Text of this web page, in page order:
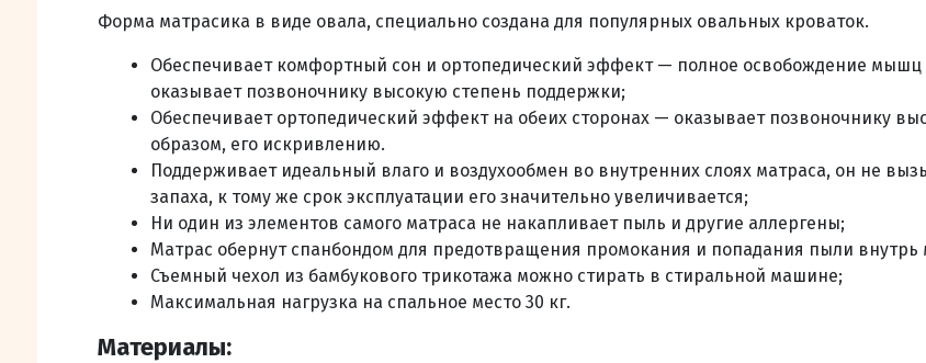
Форма матрасика в виде овала, специально создана для популярных овальных кроваток.
Обеспечивает комфортный сон и ортопедический эффект — полное освобождение мышц
оказывает позвоночнику высокую степень поддержки;
Обеспечивает ортопедический эффект на обеих сторонах — оказывает позвоночнику
образом, его искривлению.
Поддерживает идеальный влаго и воздухообмен во внутренних слоях матраса, он не
запаха, к тому же срок эксплуатации его значительно увеличивается;
Ни один из элементов самого матраса не накапливает пыль и другие аллергены;
Матрас обернут спанбондом для предотвращения промокания и попадания пыли внутрь
Съемный чехол из бамбукового трикотажа можно стирать в стиральной машине;
Максимальная нагрузка на спальное место 30 кг.
Материалы: